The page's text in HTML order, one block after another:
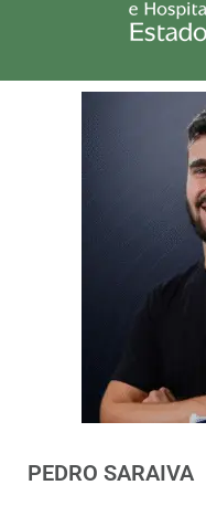
PEDRO SARAIVA